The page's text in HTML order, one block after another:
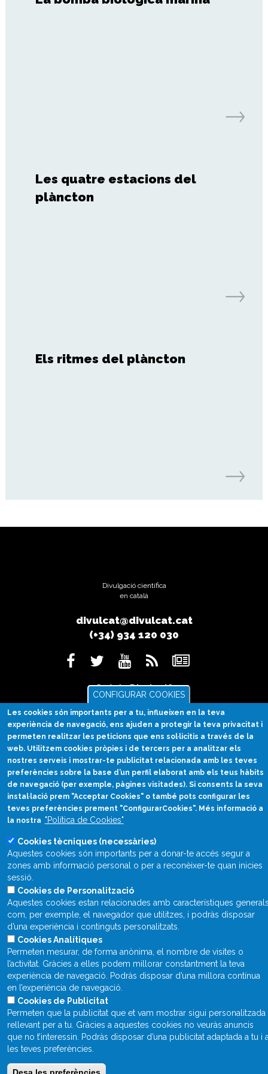
Les quatre estacions del
plàncton
Els ritmes del plàncton
Divulgació científica
en català
divulcat@divulcat.cat
(+34) 934 120 030
Què és Divulcat?
Avís legal
Inicia sessió
CONFIGURAR COOKIES
Les cookies són importants per a tu, influeixen en la teva
experiència de navegació, ens ajuden a protegir la teva privacitat i
permeten realitzar les peticions que ens sol·licitis a través de la
web. Utilitzem cookies pròpies i de tercers per a analitzar els
nostres serveis i mostrar-te publicitat relacionada amb les teves
preferències sobre la base d’un perfil elaborat amb els teus hàbits
de navegació (per exemple, pàgines visitades). Si consents la seva
instal·lació prem "Acceptar Cookies" o també pots configurar les
teves preferències prement "ConfigurarCookies". Més informació a
la nostra "Política de Cookies"
Cookies tècniques (necessàries)
Aquestes cookies són importants per a donar-te accés segur a
zones amb informació personal o per a reconèixer-te quan inicies
sessió.
Cookies de Personalització
Aquestes cookies estan relacionades amb característiques
com, per exemple, el navegador que utilitzes, i podràs disposar
d’una experiència i continguts personalitzats.
Cookies Analítiques
Permeten mesurar, de forma anònima, el nombre de visites o
l’activitat. Gràcies a elles podem millorar constantment la teva
experiència de navegació. Podràs disposar d’una millora contínua
en l’experiència de navegació.
Cookies de Publicitat
Permeten que la publicitat que et vam mostrar sigui personalitzada
rellevant per a tu. Gràcies a aquestes cookies no veuràs anuncis
que no t’interessin. Podràs disposar d’una publicitat adaptada a tu i
les teves preferències.